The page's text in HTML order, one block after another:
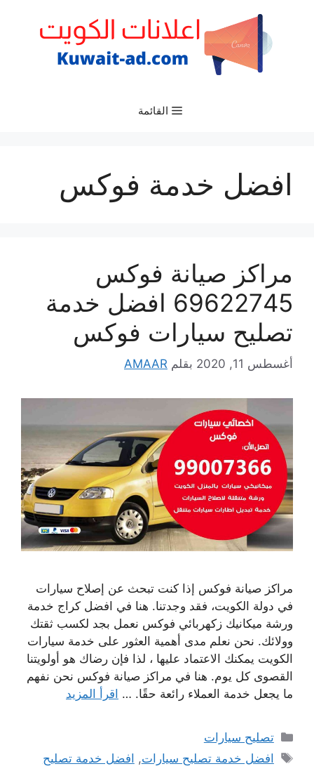
القائمة
افضل خدمة فوكس
مراكز صيانة فوكس
69622745 افضل خدمة
تصليح سيارات فوكس
أغسطس 11, 2020 بقلم AMAAR
مراكز صيانة فوكس إذا كنت تبحث عن إصلاح سيارات
في دولة الكويت، فقد وجدتنا. هنا في افضل كراج خدمة
ورشة ميكانيك زكهربائي فوكس نعمل بجد لكسب ثقتك
وولائك. نحن نعلم مدى أهمية العثور على خدمة سيارات
الكويت يمكنك الاعتماد عليها ، لذا فإن رضاك ​​هو أولويتنا
القصوى كل يوم. هنا في مراكز صيانة فوكس نحن نفهم
ما يجعل خدمة العملاء رائعة حقًا. … اقرأ المزيد
التصنيفات
تصليح سيارات
الوسوم
افضل خدمة تصليح سيارات, افضل خدمة تصليح